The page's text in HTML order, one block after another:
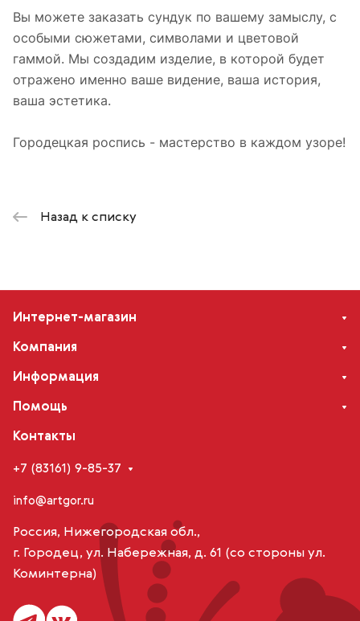
Вы можете заказать сундук по вашему замыслу, с
особыми сюжетами, символами и цветовой
гаммой. Мы создадим изделие, в которой будет
отражено именно ваше видение, ваша история,
ваша эстетика.
Городецкая роспись - мастерство в каждом узоре!
Назад к списку
Интернет-магазин
Компания
Информация
Помощь
Контакты
+7 (83161) 9-85-37
info@artgor.ru
Россия, Нижегородская обл.,
г. Городец, ул. Набережная, д. 61 (со стороны ул.
Коминтерна)